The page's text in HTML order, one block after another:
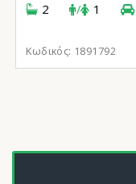
2
/ 1
Κωδικός: 1891792